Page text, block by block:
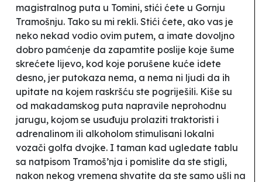
magistralnog puta u Tomini, stići ćete u Gornju
Tramošnju. Tako su mi rekli. Stići ćete, ako vas je
neko nekad vodio ovim putem, a imate dovoljno
dobro pamćenje da zapamtite poslije koje šume
skrećete lijevo, kod koje porušene kuće idete
desno, jer putokaza nema, a nema ni ljudi da ih
upitate na kojem raskršću ste pogriješili. Kiše su
od makadamskog puta napravile neprohodnu
jarugu, kojom se usuđuju prolaziti traktoristi i
adrenalinom ili alkoholom stimulisani lokalni
vozači golfa dvojke. I taman kad ugledate tablu
sa natpisom Tramoš’nja i pomislite da ste stigli,
nakon nekog vremena shvatite da ste samo ušli na